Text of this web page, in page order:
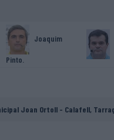
Joaquim
Pinto.
Joan Ortoll - Calafell,